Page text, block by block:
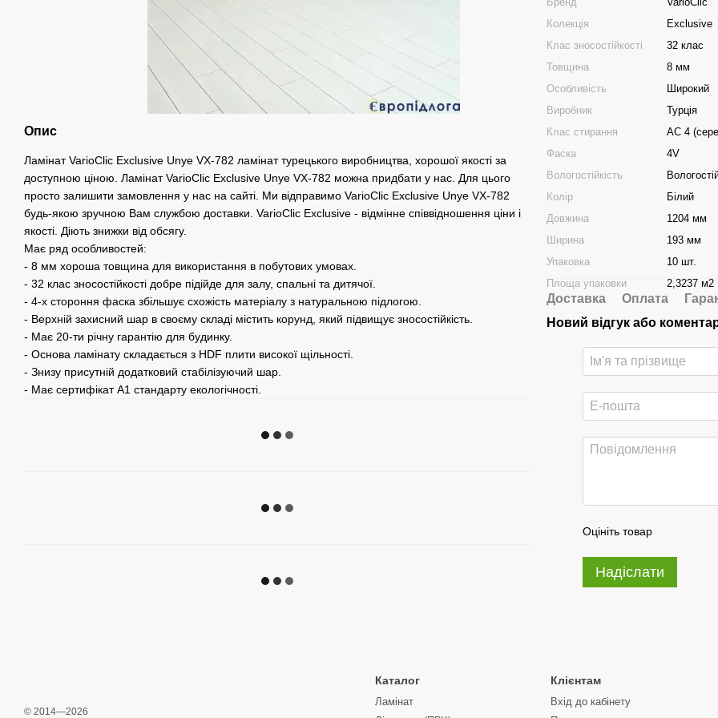
Опис
Ламінат VarioClic Exclusive Unye VX-782 ламінат турецького виробництва, хорошої якості за
доступною ціною. Ламінат VarioClic Exclusive Unye VX-782 можна придбати у нас. Для цього
просто залишити замовлення у нас на сайті. Ми відправимо VarioClic Exclusive Unye VX-782
будь-якою зручною Вам службою доставки. VarioClic Exclusive - відмінне співвідношення ціни і
якості. Діють знижки від обсягу.
Має ряд особливостей:
- 8 мм хороша товщина для використання в побутових умовах.
- 32 клас зносостійкості добре підійде для залу, спальні та дитячої.
- 4-х стороння фаска збільшує схожість матеріалу з натуральною підлогою.
- Верхній захисний шар в своєму складі містить корунд, який підвищує зносостійкість.
- Має 20-ти річну гарантію для будинку.
- Основа ламінату складається з HDF плити високої щільності.
- Знизу присутній додатковий стабілізуючий шар.
- Має сертифікат А1 стандарту екологічності.
Колекція
Exclusive
Клас зносостійкості
32 клас
Товщина
8 мм
Особливість
Широкий
Виробник
Турція
Клас стирання
АС 4
Фаска
4V
Вологостійкість
Колір
Білий
Довжина
1204 мм
Ширина
193 мм
Упаковка
10 шт.
Площа упаковки
2,3237 м2
Доставка Оплата
Новий відгук або
Оцініть товар
Надіслати
© 2014—2026
Каталог
Ламінат
Клієнтам
Вхід до кабінету